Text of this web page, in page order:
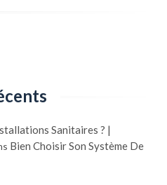
Sanitaires ? |
Bien Choisir Son Système De